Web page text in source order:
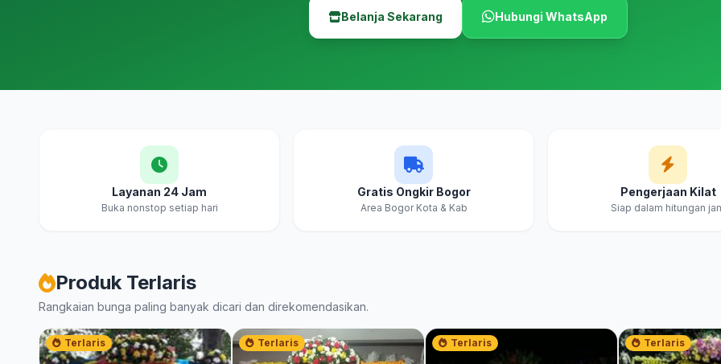
Belanja Sekarang Hubungi WhatsApp
Layanan 24 Jam
Buka nonstop setiap hari
Gratis Ongkir Bogor
Area Bogor Kota & Kab
Pengerjaan Kilat
Siap dalam hitungan
Produk Terlaris
Rangkaian bunga paling banyak dicari dan direkomendasikan.
Terlaris Terlaris Terlaris Terlaris